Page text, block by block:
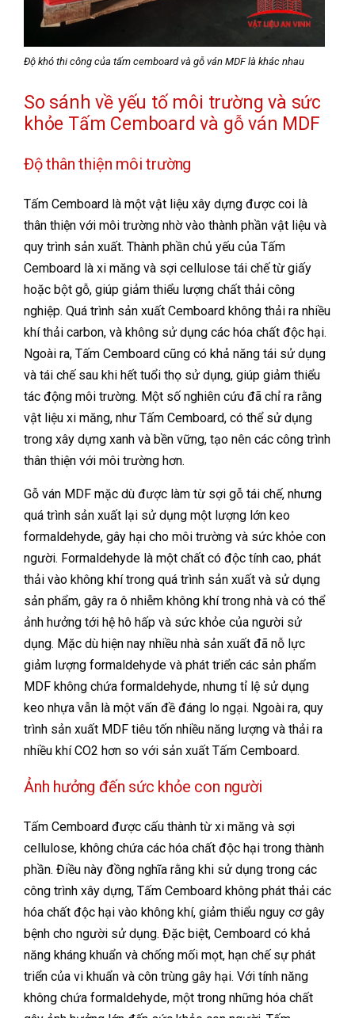
Độ khó thi công của tấm cemboard và gỗ ván MDF là khác nhau
So sánh về yếu tố môi trường và sức
khỏe Tấm Cemboard và gỗ ván MDF
Độ thân thiện môi trường
Tấm Cemboard là một vật liệu xây dựng được coi là
thân thiện với môi trường nhờ vào thành phần vật liệu và
quy trình sản xuất. Thành phần chủ yếu của Tấm
Cemboard là xi măng và sợi cellulose tái chế từ giấy
hoặc bột gỗ, giúp giảm thiểu lượng chất thải công
nghiệp. Quá trình sản xuất Cemboard không thải ra nhiều
khí thải carbon, và không sử dụng các hóa chất độc hại.
Ngoài ra, Tấm Cemboard cũng có khả năng tái sử dụng
và tái chế sau khi hết tuổi thọ sử dụng, giúp giảm thiểu
tác động môi trường. Một số nghiên cứu đã chỉ ra rằng
vật liệu xi măng, như Tấm Cemboard, có thể sử dụng
trong xây dựng xanh và bền vững, tạo nên các công trình
thân thiện với môi trường hơn.
Gỗ ván MDF mặc dù được làm từ sợi gỗ tái chế, nhưng
quá trình sản xuất lại sử dụng một lượng lớn keo
formaldehyde, gây hại cho môi trường và sức khỏe con
người. Formaldehyde là một chất có độc tính cao, phát
thải vào không khí trong quá trình sản xuất và sử dụng
sản phẩm, gây ra ô nhiễm không khí trong nhà và có thể
ảnh hưởng tới hệ hô hấp và sức khỏe của người sử
dụng. Mặc dù hiện nay nhiều nhà sản xuất đã nỗ lực
giảm lượng formaldehyde và phát triển các sản phẩm
MDF không chứa formaldehyde, nhưng tỉ lệ sử dụng
keo nhựa vẫn là một vấn đề đáng lo ngại. Ngoài ra, quy
trình sản xuất MDF tiêu tốn nhiều năng lượng và thải ra
nhiều khí CO2 hơn so với sản xuất Tấm Cemboard.
Ảnh hưởng đến sức khỏe con người
Tấm Cemboard được cấu thành từ xi măng và sợi
cellulose, không chứa các hóa chất độc hại trong thành
phần. Điều này đồng nghĩa rằng khi sử dụng trong các
công trình xây dựng, Tấm Cemboard không phát thải các
hóa chất độc hại vào không khí, giảm thiểu nguy cơ gây
bệnh cho người sử dụng. Đặc biệt, Cemboard có khả
năng kháng khuẩn và chống mối mọt, hạn chế sự phát
triển của vi khuẩn và côn trùng gây hại. Với tính năng
không chứa formaldehyde, một trong những hóa chất